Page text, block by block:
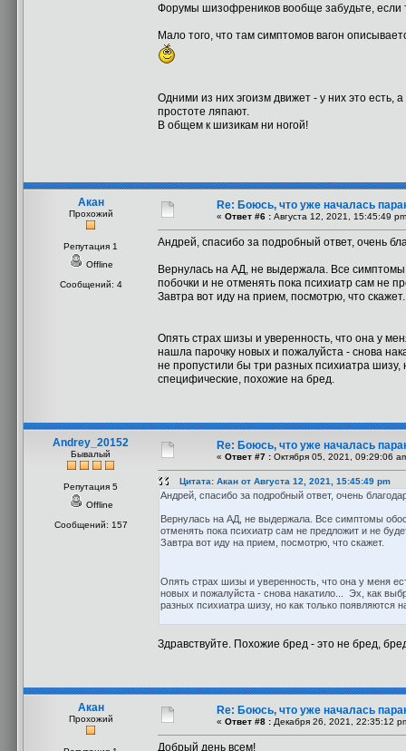
Форумы шизофреников вообще забудьте, если
Мало того, что там симптомов вагон
Одними из них эгоизм движет - у них это есть,
простоте ляпают.
В общем к шизикам ни ногой!
Акан
Прохожий
Репутация 1
Offline
Сообщений: 4
Re: Боюсь, что уже началась
« Ответ #6 : Августа 12, 2021, 15:45:49
Андрей, спасибо за подробный ответ, очень
Вернулась на АД, не выдержала. Все симптомы
побочки и не отменять пока психиатр сам не
Завтра вот иду на прием, посмотрю, что скажет.
Опять страх шизы и уверенность, что она у
нашла парочку новых и пожалуйста - снова
не пропустили бы три разных психиатра
специфические, похожие на бред.
Andrey_20152
Бывалый
Репутация 5
Offline
Сообщений: 157
Re: Боюсь, что уже началась
« Ответ #7 : Октября 05, 2021, 09:29:06
Цитата: Акан от Августа 12, 2021, 15:45:49 pm
Андрей, спасибо за подробный ответ, очень
Вернулась на АД, не выдержала. Все симптомы
отменять пока психиатр сам не предложит и не
Завтра вот иду на прием, посмотрю, что скажет.
Опять страх шизы и уверенность, что она у меня
новых и пожалуйста - снова накатило... Эх, как
разных психиатра шизу, но как только
Здравствуйте. Похожие бред - это не бред,
Акан
Прохожий
Re: Боюсь, что уже началась
« Ответ #8 : Декабря 26, 2021, 22:35:12
Добрый день всем!